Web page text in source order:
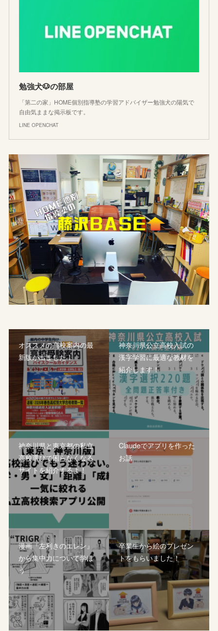
勉強犬🐶の部屋
「第二の家」HOME個別指導塾の学習アドバイザー勉強犬の陽気で
自由気ままな掲示板です。
LINE OPENCHAT
オススメの高校案内の最
新版が出ました！
神奈川県公立高校入試の
漢字学習に最適な教材を
紹介します！
神奈川県と東京都の私立
高校選びで困らなくなる
サイトを紹介するよ！
Claudeでアプリを作った
お話
漫画『左利きのエレン』
から集中力について学ぼ
う
卒業生から絵のプレゼン
トをもらいました！